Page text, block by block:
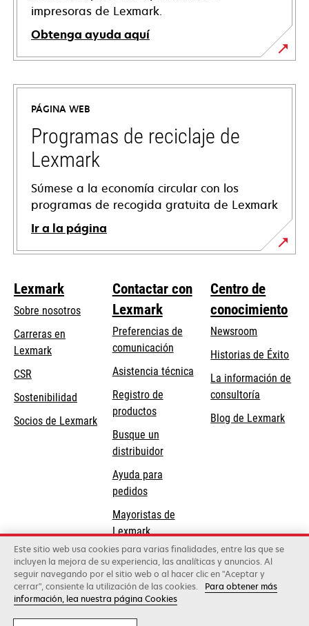
impresoras de Lexmark.
Obtenga ayuda aquí
se
abre
una
pestaña
nueva
PÁGINA WEB
Programas de reciclaje de
Lexmark
Súmese a la economía circular con los
programas de recogida gratuita de Lexmark
Ir a la página
Lexmark
Sobre nosotros
Carreras en
Lexmark
CSR
Sostenibilidad
Socios de Lexmark
Contactar con
Lexmark
Preferencias de
comunicación
se
abre
en
una
pestaña
nueva
Asistencia técnicase
abre
Registro de
productos
Busque un
distribuidor
Ayuda para
pedidos
Mayoristas de
Lexmark
Centro de
conocimiento
Newsroom
Historias de Éxito
La información de
consultoría
Blog de Lexmark
Lexmark International, Inc., una compañía de Xerox
©2026 Todos los derechos reservados.
Legal Política de privacidad
Términos y
Este sitio web usa cookies para varias finalidades, entre las que se
incluyen la mejora de su experiencia, las analíticas y anuncios. Al
seguir navegando por el sitio web o al hacer clic en "Aceptar y
cerrar", consiente la utilización de las cookies.
Para obtener más
información, lea nuestra página Cookies